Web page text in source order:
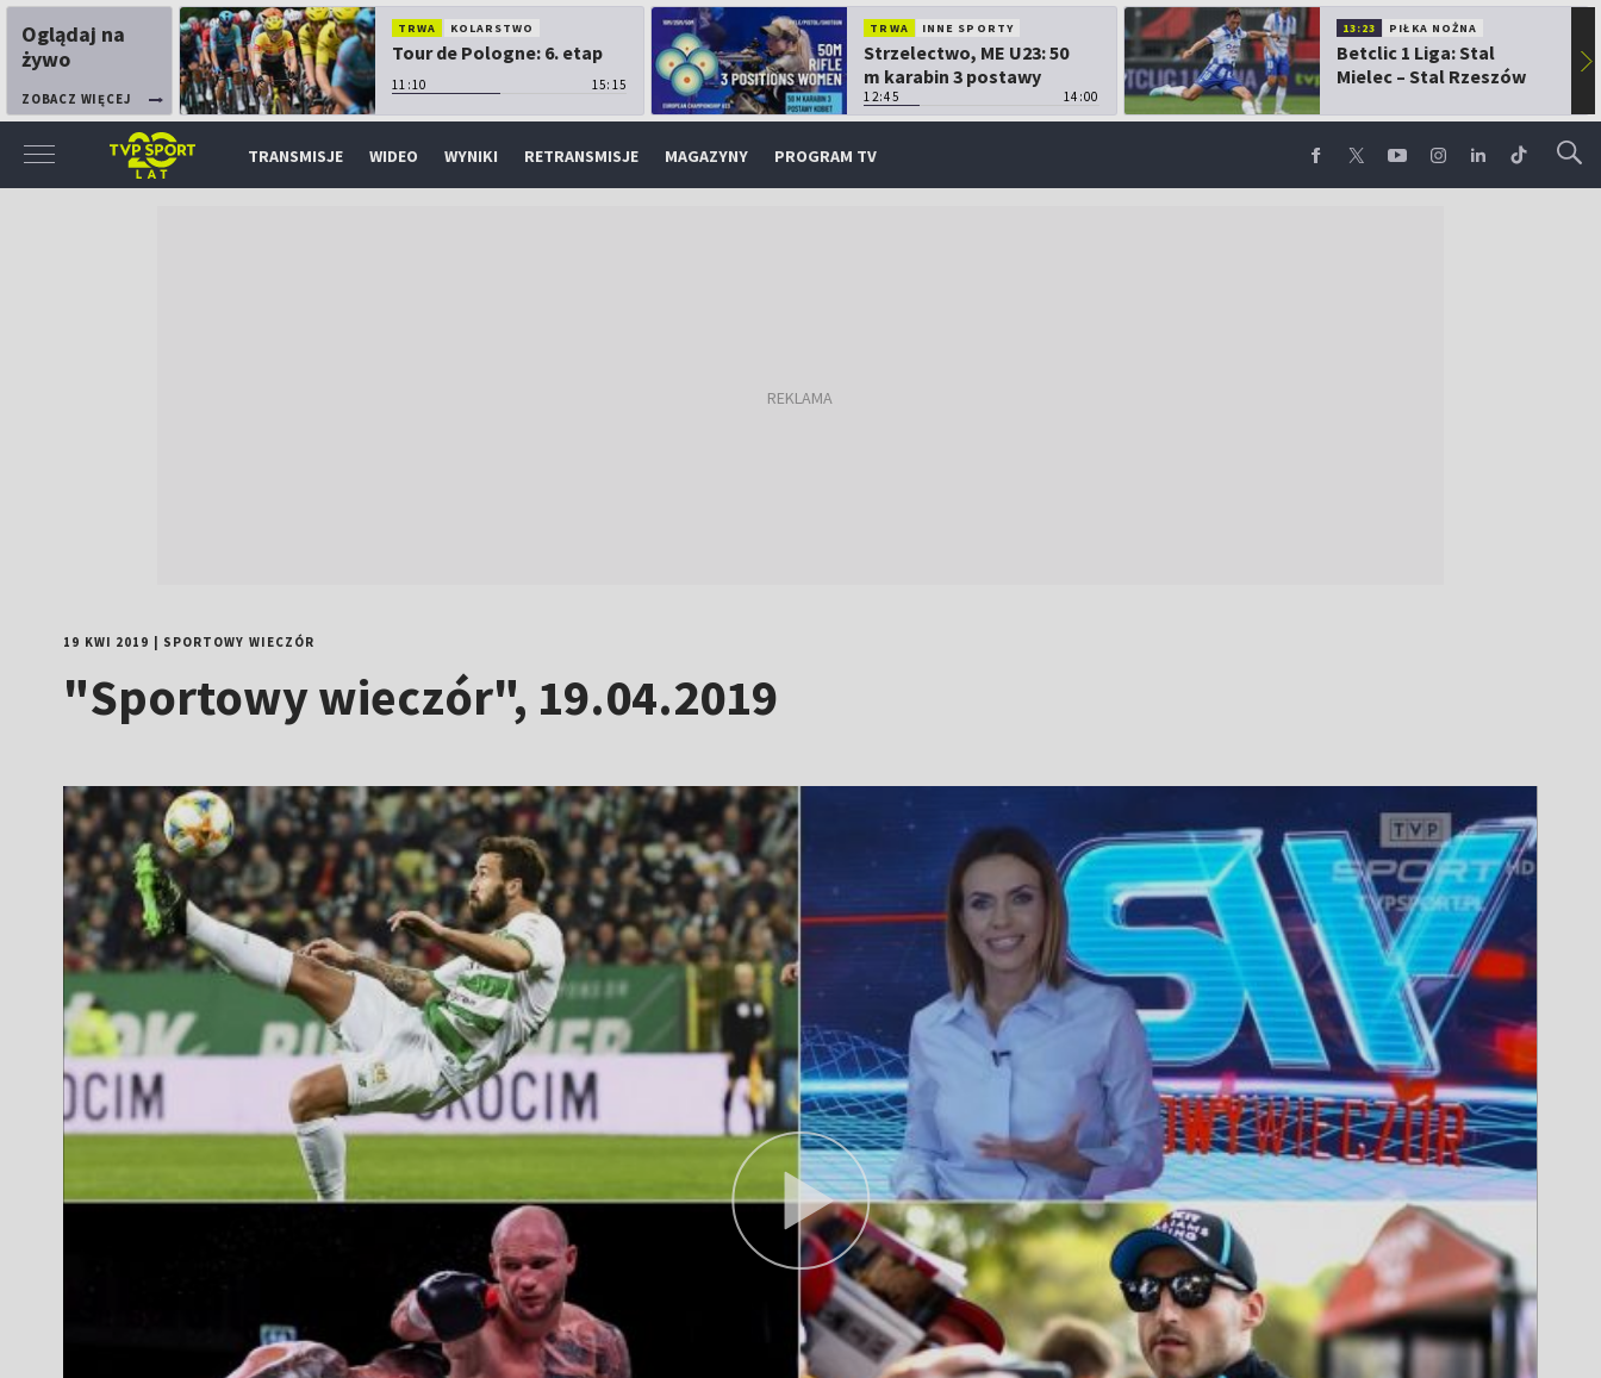
Oglądaj na
żywo
ZOBACZ WIĘCEJ
TRWA KOLARSTWO
Tour de Pologne: 6. etap
11:10 15:15
TRWA INNE SPORTY
Strzelectwo, ME U23: 50
m karabin 3 postawy
kobiet
12:45 14:00
13:23 PIŁKA NOŻNA
Betclic 1 Liga: Stal
Mielec – Stal Rzeszów
▶
TRANSMISJE WIDEO WYNIKI RETRANSMISJE MAGAZYNY PROGRAM TV
19 KWI 2019 SPORTOWY WIECZÓR
"Sportowy wieczór", 19.04.2019